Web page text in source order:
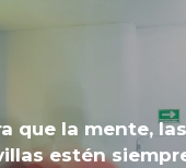
que la mente,
estén